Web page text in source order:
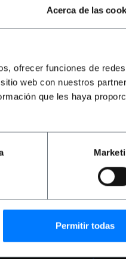
Acerca de las
ofrecer funciones de
web con nuestros
que les haya
Permitir todas
de
PVP
1,20€